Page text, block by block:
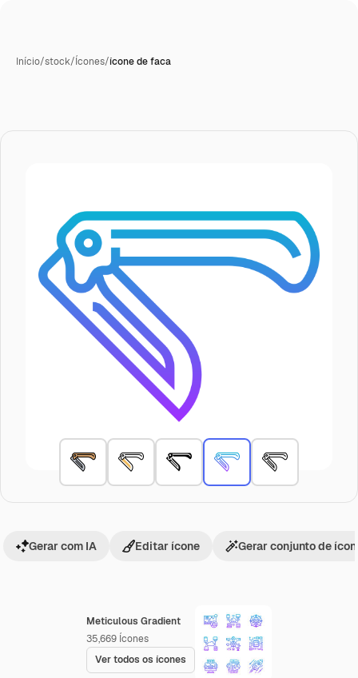
Início/stock/Ícones/ícone de faca
Meticulous Gradient
35,669 Ícones
Ver todos os ícones
Gerar com IA Editar ícone Gerar conjunto de